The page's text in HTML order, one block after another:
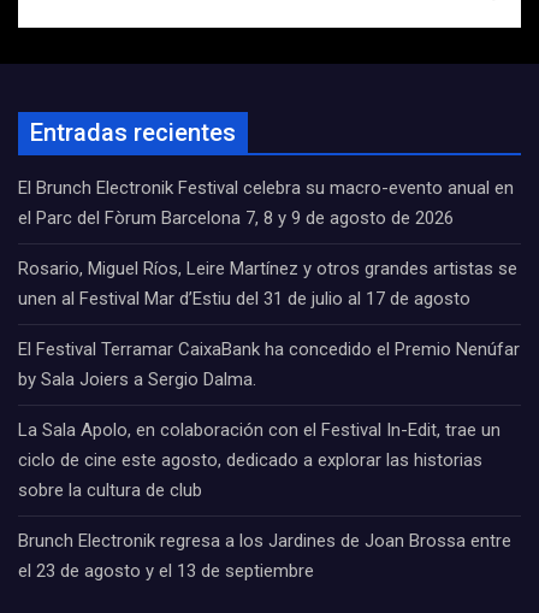
Entradas recientes
El Brunch Electronik Festival celebra su macro-evento anual en
el Parc del Fòrum Barcelona 7, 8 y 9 de agosto de 2026
Rosario, Miguel Ríos, Leire Martínez y otros grandes artistas se
unen al Festival Mar d’Estiu del 31 de julio al 17 de agosto
El Festival Terramar CaixaBank ha concedido el Premio Nenúfar
by Sala Joiers a Sergio Dalma.
La Sala Apolo, en colaboración con el Festival In-Edit, trae un
ciclo de cine este agosto, dedicado a explorar las historias
sobre la cultura de club
Brunch Electronik regresa a los Jardines de Joan Brossa entre
el 23 de agosto y el 13 de septiembre